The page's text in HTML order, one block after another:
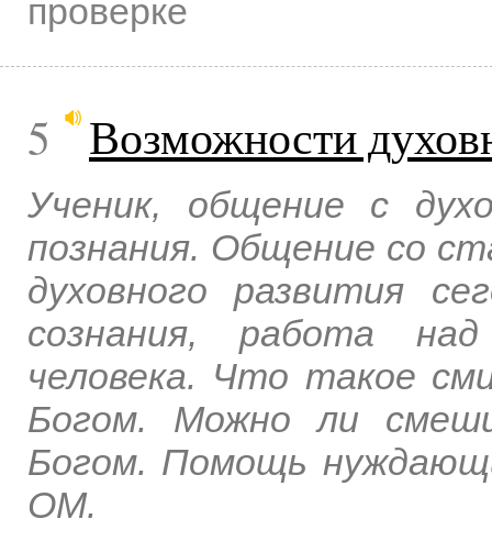
проверке
5 Возможности
Ученик, общение с
познания. Общение со
духовного развития
сознания, работа
человека. Что такое
Богом. Можно ли
Богом. Помощь
ОМ.